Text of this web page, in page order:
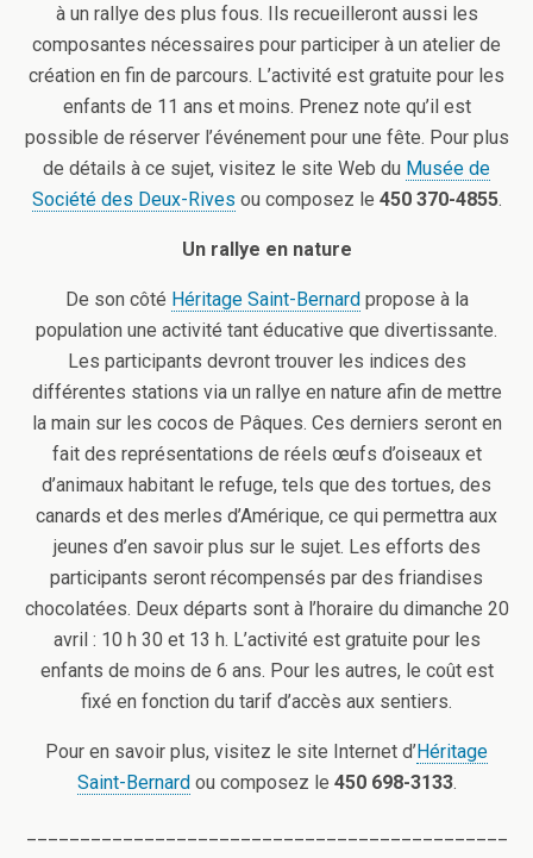
à un rallye des plus fous. Ils recueilleront aussi les
composantes nécessaires pour participer à un atelier de
création en fin de parcours. L’activité est gratuite pour les
enfants de 11 ans et moins. Prenez note qu’il est
possible de réserver l’événement pour une fête. Pour plus
de détails à ce sujet, visitez le site Web du Musée de
Société des Deux-Rives ou composez le 450 370-4855.
Un rallye en nature
De son côté Héritage Saint-Bernardpropose à la
population une activité tant éducative que divertissante.
Les participants devront trouver les indices des
différentes stations via un rallye en nature afin de mettre
la main sur les cocos de Pâques. Ces derniers seront en
fait des représentations de réels œufs d’oiseaux et
d’animaux habitant le refuge, tels que des tortues, des
canards et des merles d’Amérique, ce qui permettra aux
jeunes d’en savoir plus sur le sujet. Les efforts des
participants seront récompensés par des friandises
chocolatées. Deux départs sont à l’horaire du dimanche 20
avril : 10 h 30 et 13 h. L’activité est gratuite pour les
enfants de moins de 6 ans. Pour les autres, le coût est
fixé en fonction du tarif d’accès aux sentiers.
Pour en savoir plus, visitez le site Internet d’Héritage
Saint-Bernardou composez le 450 698-3133.